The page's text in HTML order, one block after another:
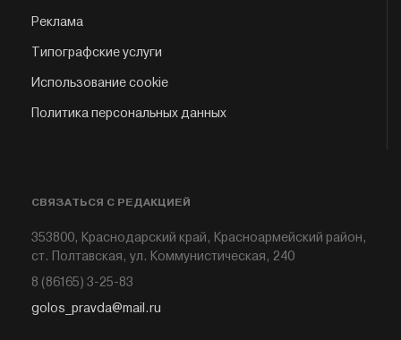
Реклама
Типографские услуги
Использование cookie
Политика персональных данных
СВЯЗАТЬСЯ С РЕДАКЦИЕЙ
353800, Краснодарский край, Красноармейский район,
ст. Полтавская, ул. Коммунистическая, 240
8 (86165) 3-25-83
golos_pravda@mail.ru